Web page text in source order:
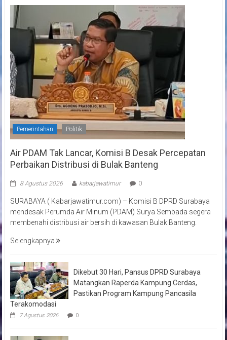
Pemerintahan Politik
Air PDAM Tak Lancar, Komisi B Desak Percepatan
Perbaikan Distribusi di Bulak Banteng
8 Agustus 2026 kabarjawatimur 0
SURABAYA ( Kabarjawatimur.com) – Komisi B DPRD Surabaya
mendesak Perumda Air Minum (PDAM) Surya Sembada segera
membenahi distribusi air bersih di kawasan Bulak Banteng.
Selengkapnya
Dikebut 30 Hari, Pansus DPRD Surabaya
Matangkan Raperda Kampung Cerdas,
Pastikan Program Kampung Pancasila
Terakomodasi
7 Agustus 2026 0